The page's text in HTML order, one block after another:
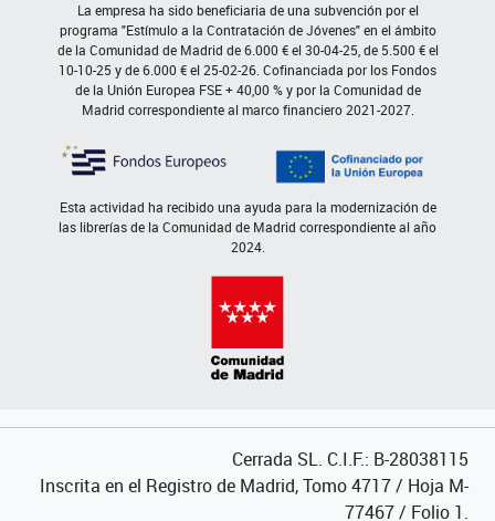
La empresa ha sido beneficiaria de una subvención por el
programa "Estímulo a la Contratación de Jóvenes" en el ámbito
de la Comunidad de Madrid de 6.000 € el 30-04-25, de 5.500 € el
10-10-25 y de 6.000 € el 25-02-26. Cofinanciada por los Fondos
de la Unión Europea FSE + 40,00 % y por la Comunidad de
Madrid correspondiente al marco financiero 2021-2027.
Esta actividad ha recibido una ayuda para la modernización de
las librerías de la Comunidad de Madrid correspondiente al año
2024.
Cerrada SL. C.I.F.: B-28038115
Inscrita en el Registro de Madrid, Tomo 4717 / Hoja M-
77467 / Folio 1.